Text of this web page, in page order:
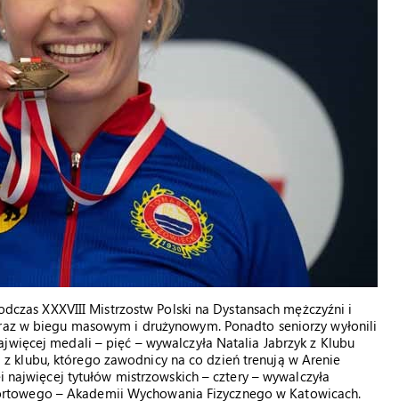
XXXVIII Mistrzostw Polski na Dystansach mężczyźni i
w biegu masowym i drużynowym. Ponadto seniorzy wyłonili
medali – pięć – wywalczyła Natalia Jabrzyk z Klubu
klubu, którego zawodnicy na co dzień trenują w Arenie
tytułów mistrzowskich – cztery – wywalczyła
– Akademii Wychowania Fizycznego w Katowicach.